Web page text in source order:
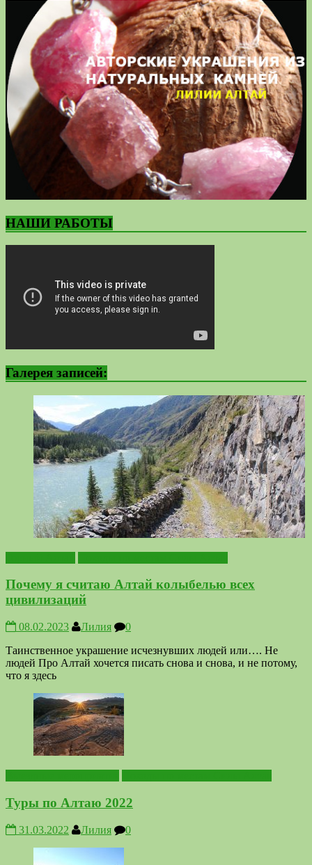
НАШИ РАБОТЫ
Галерея записей:
Почему я считаю Алтай колыбелью всех
цивилизаций
08.02.2023 Лилия
0
Таинственное украшение исчезнувших людей или…. Не
людей Про Алтай хочется писать снова и снова, и не потому,
что я здесь
Туры по Алтаю 2022
31.03.2022 Лилия 0